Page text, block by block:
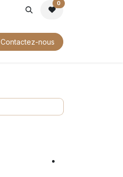
0
Contactez-nous